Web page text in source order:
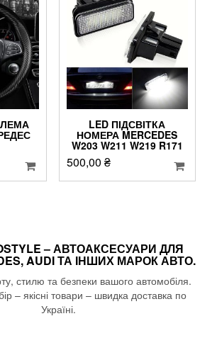
LED ПІДСВІТКА
НОМЕРА MERCEDES
W203 W211 W219 R171
500,00 ₴
– АВТОАКСЕСУАРИ ДЛЯ
AUDI ТА ІНШИХ МАРОК АВТО.
стилю та безпеки вашого автомобіля.
– якісні товари – швидка доставка по
Україні.